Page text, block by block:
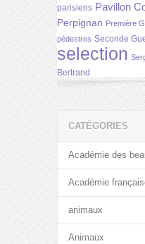
parisiens Pavillon
Perpignan Première
pédestres Seconde
selection
Bertrand
CATÉGORIES
Académie des
Académie
animaux
Animaux